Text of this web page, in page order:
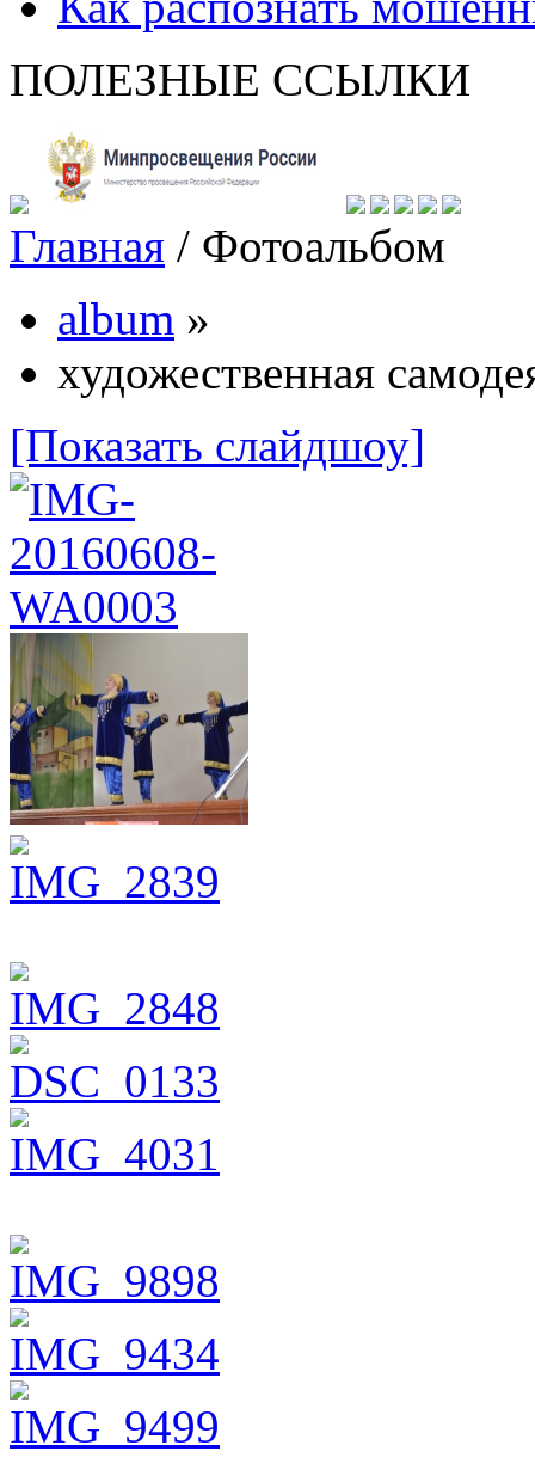
ПОЛЕЗНЫЕ ССЫЛКИ
Главная / Фотоальбом
album »
художественная
[Показать слайдшоу]